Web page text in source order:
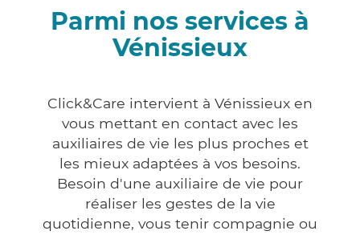
Parmi nos services à
Vénissieux
Click&Care intervient à Vénissieux en
vous mettant en contact avec les
auxiliaires de vie les plus proches et
les mieux adaptées à vos besoins.
Besoin d'une auxiliaire de vie pour
réaliser les gestes de la vie
quotidienne, vous tenir compagnie ou